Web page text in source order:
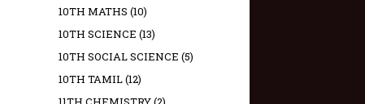
10TH MATHS (10)
10TH SCIENCE (13)
10TH SOCIAL SCIENCE (5)
10TH TAMIL(12)